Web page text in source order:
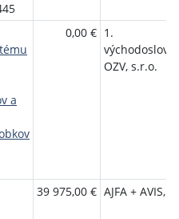
a
0,00 € 1.
OZV, s.r.o.
39 975,00 € AJFA + AVIS,